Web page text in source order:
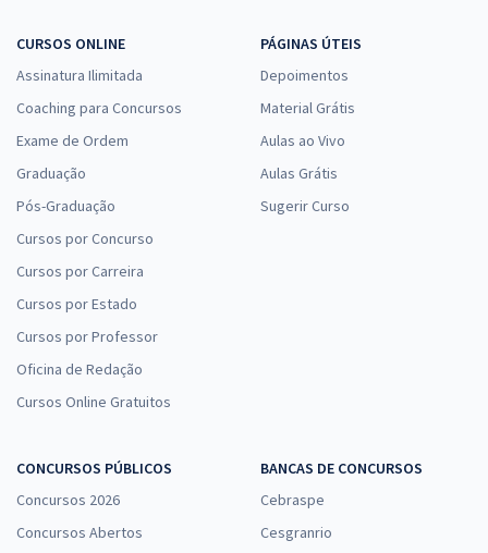
CURSOS ONLINE
Assinatura Ilimitada
Coaching para Concursos
Exame de Ordem
Graduação
Pós-Graduação
Cursos por Concurso
Cursos por Carreira
Cursos por Estado
Cursos por Professor
Oficina de Redação
Cursos Online Gratuitos
PÁGINAS ÚTEIS
Depoimentos
Material Grátis
Aulas ao Vivo
Aulas Grátis
Sugerir Curso
CONCURSOS PÚBLICOS
Concursos 2026
Concursos Abertos
BANCAS DE CONCURSOS
Cebraspe
Cesgranrio